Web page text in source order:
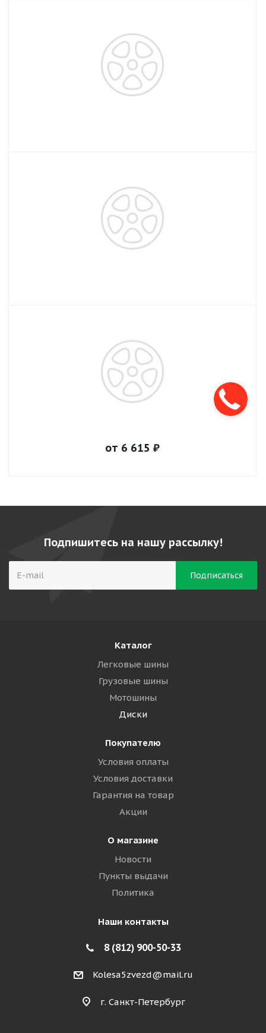
от 6 615 ₽
Подпишитесь на нашу рассылку!
Каталог
Легковые шины
Грузовые шины
Мотошины
Диски
Покупателю
Условия оплаты
Условия доставки
Гарантия на товар
Акции
О магазине
Новости
Пункты выдачи
Политика
Наши контакты
8 (812) 900-50-33
Kolesa5zvezd@mail.ru
г. Санкт-Петербург